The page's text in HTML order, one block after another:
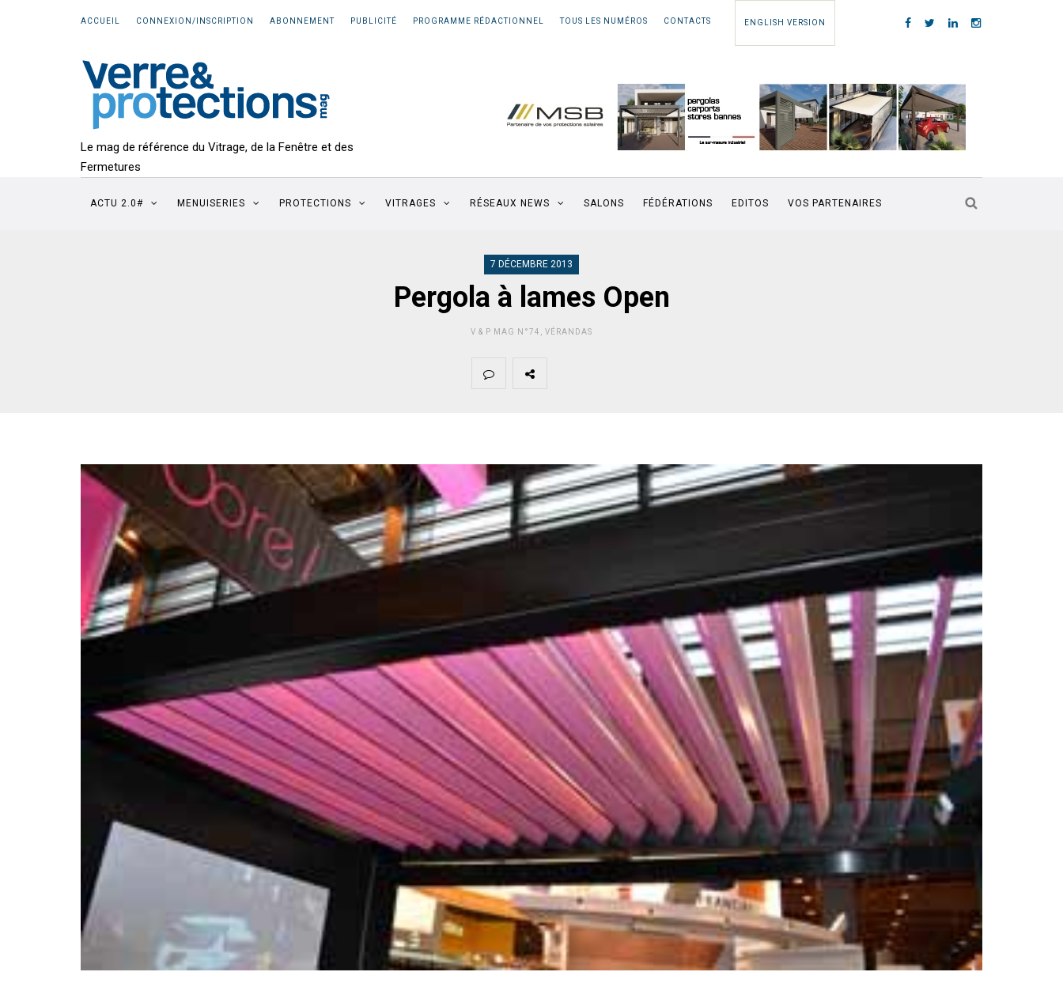
ACCUEIL CONNEXION/INSCRIPTION ABONNEMENT PUBLICITÉ PROGRAMME RÉDACTIONNEL TOUS LES NUMÉROS CONTACTS ENGLISH VERSION
Le mag de référence du Vitrage, de la Fenêtre et des
Fermetures
ACTU 2.0# MENUISERIES PROTECTIONS VITRAGES RÉSEAUX NEWS SALONS FÉDÉRATIONS EDITOS VOS PARTENAIRES
7 DÉCEMBRE 2013
Pergola à lames Open
V & P MAG N°74 VÉRANDAS